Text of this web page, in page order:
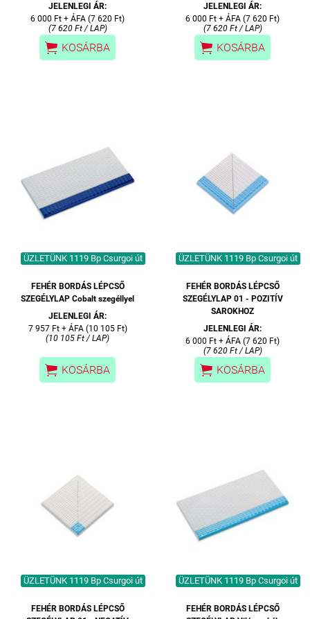
JELENLEGI ÁR:
6 000 Ft + ÁFA (7 620 Ft)
(7 620 Ft / LAP)
 KOSÁRBA
JELENLEGI ÁR:
6 000 Ft + ÁFA (7 620 Ft)
(7 620 Ft / LAP)
 KOSÁRBA
ÜZLETÜNK 1119 Bp Csurgoi út
FEHÉR BORDÁS LÉPCSŐ
SZEGÉLYLAP Cobalt szegéllyel
JELENLEGI ÁR:
7 957 Ft + ÁFA (10 105 Ft)
(10 105 Ft / LAP)
 KOSÁRBA
ÜZLETÜNK 1119 Bp Csurgoi út
FEHÉR BORDÁS LÉPCSŐ
SZEGÉLYLAP 01 - POZITÍV
SAROKHOZ
JELENLEGI ÁR:
6 000 Ft + ÁFA (7 620 Ft)
(7 620 Ft / LAP)
 KOSÁRBA
ÜZLETÜNK 1119 Bp Csurgoi út
FEHÉR BORDÁS LÉPCSŐ
ÜZLETÜNK 1119 Bp Csurgoi út
FEHÉR BORDÁS LÉPCSŐ